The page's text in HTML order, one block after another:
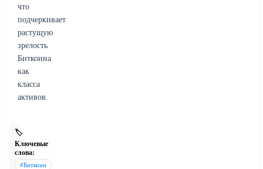
что
подчеркивает
растущую
зрелость
Биткоина
как
класса
активов.
🏷️
Ключевые
слова:
#Биткоин